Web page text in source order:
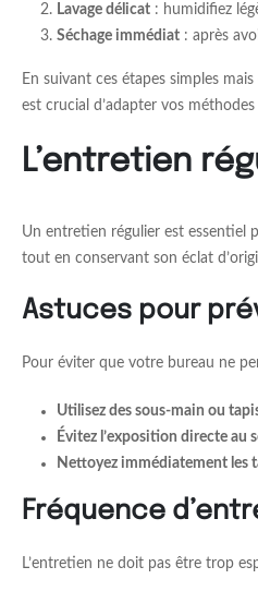
Lavage délicat : humidifiez
Séchage immédiat : après
En suivant ces étapes simples
est crucial d’adapter vos
L’entretien
Un entretien régulier est essentiel
tout en conservant son éclat
Astuces pour
Pour éviter que votre bureau ne
Utilisez des sous-main ou
Évitez l’exposition directe au
Nettoyez immédiatement les
Fréquence
L’entretien ne doit pas être trop